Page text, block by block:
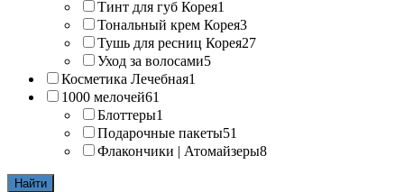
Тинт для губ Корея1
Тональный крем Корея3
Тушь для ресниц Корея27
Уход за волосами5
Косметика Лечебная1
1000 мелочей61
Блоттеры1
Подарочные пакеты51
Флакончики | Атомайзеры8
Найти